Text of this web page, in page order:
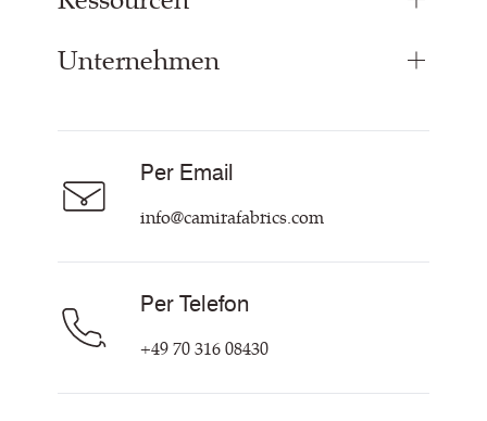
Inspiration
Nachhaltigkeit
Unsere Richtlinien
Unternehmen
Hilfe & Kontakt
Per Email
info@camirafabrics.com
Per Telefon
+49 70 316 08430